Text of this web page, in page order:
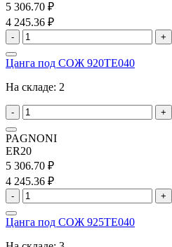
5 306.70 ₽
4 245.36 ₽
- +
Цанга под СОЖ 920TE040
На складе: 2
- +
PAGNONI
ER20
5 306.70 ₽
4 245.36 ₽
- +
Цанга под СОЖ 925TE040